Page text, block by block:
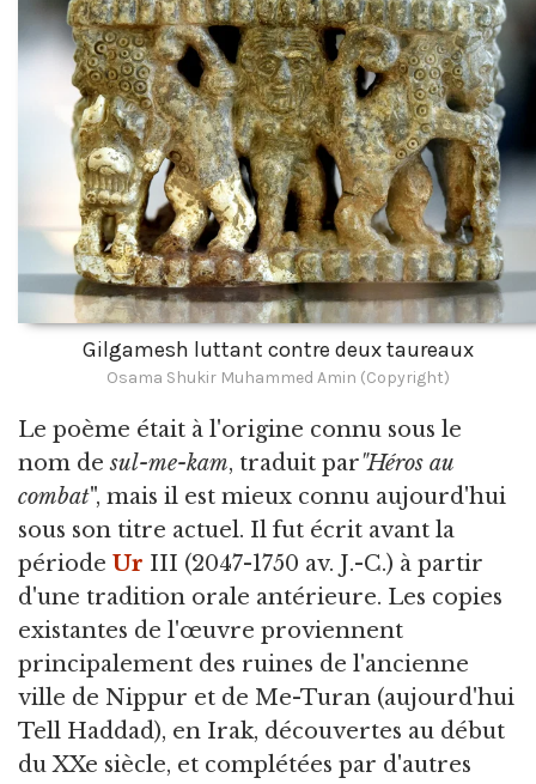
Gilgamesh luttant contre deux taureaux
Osama Shukir Muhammed Amin (Copyright)
Le poème était à l'origine connu sous le
nom desul-me-kam, traduit par"Héros au
combat", mais il est mieux connu aujourd'hui
sous son titre actuel. Il fut écrit avant la
période Ur III (2047-1750 av. J.-C.) à partir
d'une tradition orale antérieure. Les copies
existantes de l'œuvre proviennent
principalement des ruines de l'ancienne
ville de Nippur et de Me-Turan (aujourd'hui
Tell Haddad), en Irak, découvertes au début
du XXe siècle, et complétées par d'autres